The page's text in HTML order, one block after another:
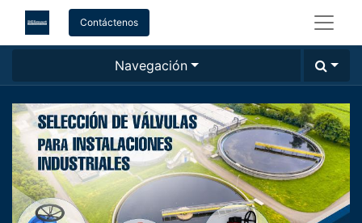
Contáctenos
Navegación